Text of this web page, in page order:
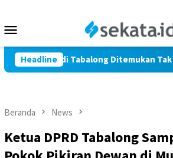
konten
Mobile
Headline
Marindi Tabalong Ditemukan Tak
Beranda News
Ketua DPRD Tabalong